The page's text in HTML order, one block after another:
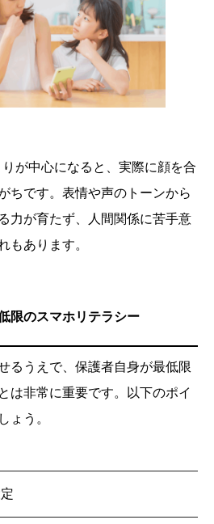
が中心になると、実際に顔を合
ちです。表情や声のトーンから
力が育たず、人間関係に苦手意
もあります。
限のスマホリテラシー
るうえで、保護者自身が最低限
は非常に重要です。以下のポイ
ょう。